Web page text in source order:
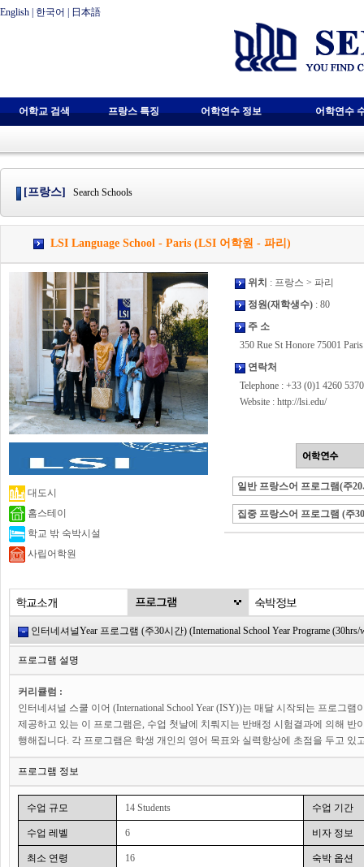
English 한국어 日本語
어학교 검색 프랑스 특징 어학연수 정보 어학연수
[프랑스] Search Schools
LSI Language School - Paris (LSI 어학원 - 파리)
대도시
홈스테이
학교 밖 숙박시설
사립어학원
위치 : 프랑스 > 파리
정원(재학생수) : 80
주 소
350 Rue St Honore 75001
연락처
Telephone : +33 (0)1 4260 5370
Website : http://lsi.edu/
일반 프랑스어 프로그램(주
집중 프랑스어 프로그램 (주
인터네셔널Year 프로그램 (주30시간) (International School Year Programe (30hrs/
프로그램 설명
커리큘럼 :
인터네셔널 스쿨 이어 (International School Year (ISY))는 매달 시작되는 프로그
제공하고 있는 이 프로그램은, 수업 첫날에 치뤄지는 반배정 시험결과에 의해 반
행해집니다. 각 프로그램은 학생 개인의 영어 목표와 실력향상에 초점을 두고
접하고, 다양한 나라의 친구들을 만들고 싶은 학생에게 적합합니다. 또
LSI의 다른 센터에서 수업을 받는 것도 가능합니다.
International School Year 프로그램은 대학진학을 생각하고 있는 학생들을 위해,
어드바이져의 세심한 대학진학 상담을 통해 현재까지 LSI의 많은 학생들이 대
비즈니스 프로그램을 제공하고 있으며, 영어신문 읽기, 쓰기, 프레젼테이션 연
있는 기회를 제공합니다. 또한 다양한 프로그램 이외에도 관광이나, 대학방문
수업은 소수인원제로 이루어지고 있고, 수업당 인원은 약10명에서 최대 14명까
프로그램 정보
수업 규모 14 Students 수업 기간
수업 레벨 6 비자 정보
최소 연령 16 숙박 옵션